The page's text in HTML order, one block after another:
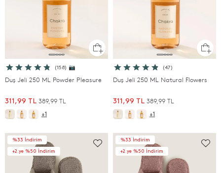
(158) 📷
Duş Jeli 250 ML Powder Pleasure
311,99 TL 389,99 TL
+1
(47)
Duş Jeli 250 ML Natural Flowers
311,99 TL 389,99 TL
+1
%33 İndirim
+2.ye %50 İndirim
%33 İndirim
+2.ye %50 İndirim